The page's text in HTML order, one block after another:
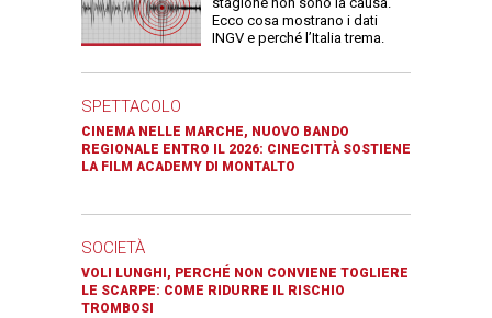
Ecco cosa mostrano i dati
INGV e perché l’Italia trema.
SPETTACOLO
CINEMA NELLE MARCHE, NUOVO BANDO
REGIONALE ENTRO IL 2026: CINECITTÀ SOSTIENE
LA FILM ACADEMY DI MONTALTO
SOCIETÀ
VOLI LUNGHI, PERCHÉ NON CONVIENE TOGLIERE
LE SCARPE: COME RIDURRE IL RISCHIO
TROMBOSI